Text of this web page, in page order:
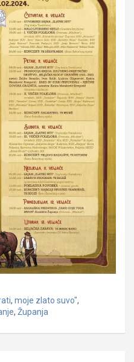
, moje zlato suvo",
, Županja